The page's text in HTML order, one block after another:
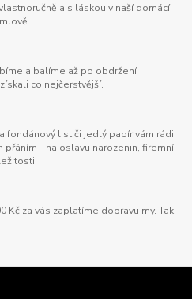
a s láskou v naší domácí
a balíme až po obdržení
co nejčerstvější.
fondánový list či jedlý papír vám rádi
přáním - na oslavu narozenin, firemní
Kč za vás zaplatíme dopravu my. Tak